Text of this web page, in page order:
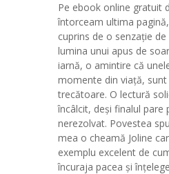
Pe ebook online gratuit
întorceam ultima
cuprins de o senzație
lumina unui apus de
iarnă, o amintire că
momente din viață,
trecătoare. O lectură
încâlcit, deși finalul pare
nerezolvat. Povestea
mea o cheamă Joline
exemplu excelent de
încuraja pacea și